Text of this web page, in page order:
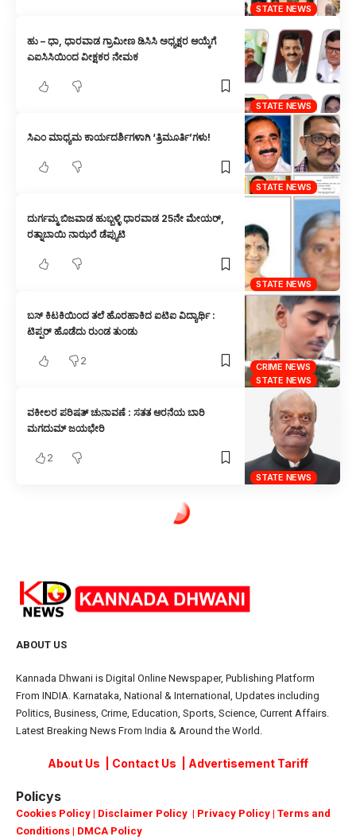
STATE NEWS
STATE NEWS
ಹು – ಧಾ, ಧಾರವಾಡ ಗ್ರಾಮೀಣ ಡಿಸಿಸಿ ಅಧ್ಯಕ್ಷರ ಆಯ್ಕೆಗೆ
ಎಐಸಿಸಿಯಿಂದ ವೀಕ್ಷಕರ ನೇಮಕ
STATE NEWS
ಸಿಎಂ ಮಾಧ್ಯಮ ಕಾರ್ಯದರ್ಶಿಗಳಾಗಿ ‘ತ್ರಿಮೂರ್ತಿ’ಗಳು!
STATE NEWS
ದುರ್ಗಮ್ಮ ಬಿಜವಾಡ ಹುಬ್ಬಳ್ಳಿ ಧಾರವಾಡ 25ನೇ ಮೇಯರ್,
ರತ್ನಾಬಾಯಿ ನಾಝರೆ ಡೆಪ್ಯುಟಿ
CRIME NEWS
STATE NEWS
ಬಸ್ ಕಿಟಕಿಯಿಂದ ತಲೆ ಹೊರಹಾಕಿದ ಐಟಿಐ ವಿದ್ಯಾರ್ಥಿ :
ಟಿಪ್ಪರ್ ಹೊಡೆದು ರುಂಡ ತುಂಡು
2
STATE NEWS
ವಕೀಲರ ಪರಿಷತ್ ಚುನಾವಣೆ : ಸತತ ಆರನೆಯ ಬಾರಿ
ಮಗದುಮ್ ಜಯಭೇರಿ
2
ಜುಲೈ 4ರಂದು ಮಹಾಪೌರರ ಚುನಾವಣೆ : ಚಂದ್ರಿಕಾ ಮೇಸ್ತ್ರಿ,
ಪರಿಷತ್ ಚುನಾವಣೆ: ಐದೂ ಸ್ಥಾನ ಗೆದ್ದು ಬೀಗಿದ ಕಾಂಗ್ರೆಸ್ ,
ರಾಜ್ಯದಲ್ಲಿ ಡಿಕೆಶಿ ಸರ್ಕಾರ ಅಸ್ತಿತ್ವಕ್ಕೆ
1